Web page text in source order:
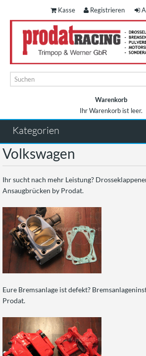
Kasse Registrieren
Warenkorb
Ihr Warenkorb ist leer.
Kategorien
Volkswagen
Ihr sucht nach mehr Leistung?
Ansaugbrücken by Prodat.
Eure Bremsanlage ist defekt?
Prodat.